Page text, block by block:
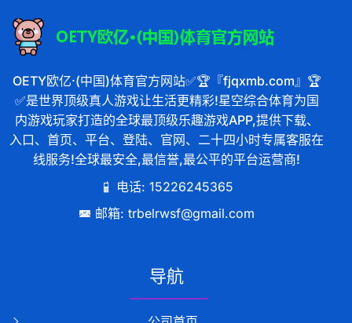
OETY欧亿·(中国)体育官方网站✅🏆『fjqxmb.com』🏆
✅是世界顶级真人游戏让生活更精彩!星空综合体育为国
内游戏玩家打造的全球最顶级乐趣游戏APP,提供下载、
入口、首页、平台、登陆、官网、二十四小时专属客服在
线服务!全球最安全,最信誉,最公平的平台运营商!
电话: 15226245365
邮箱: trbelrwsf@gmail.com
导航